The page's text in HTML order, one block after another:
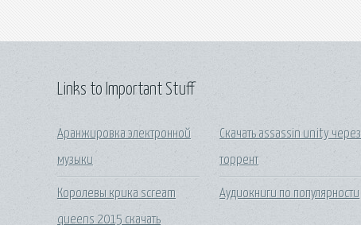
Links to Important Stuff
Аранжировка электронной
музыки
Королевы крика scream
queens 2015 скачать
Скачать assassin unity через
торрент
Аудиокниги по популярности